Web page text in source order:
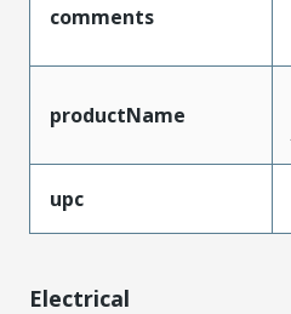
comments
productName
upc
Electrical